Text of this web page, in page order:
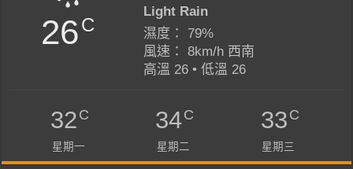
26C
Light Rain
濕度： 79%
風速： 8km/h 西南
高溫 26 • 低溫 26
32C
星期一
34C
星期二
33C
星期三